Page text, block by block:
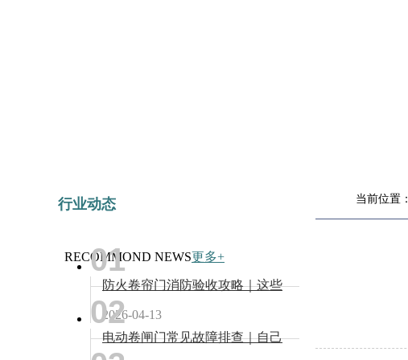
行业动态
RECOMMOND NEWS更多+
01
防火卷帘门消防验收攻略｜这些
要点没做好，验收必不过！
2026-04-13
02
电动卷闸门常见故障排查｜自己
动手就能修，不用再花冤枉钱
当前位置：